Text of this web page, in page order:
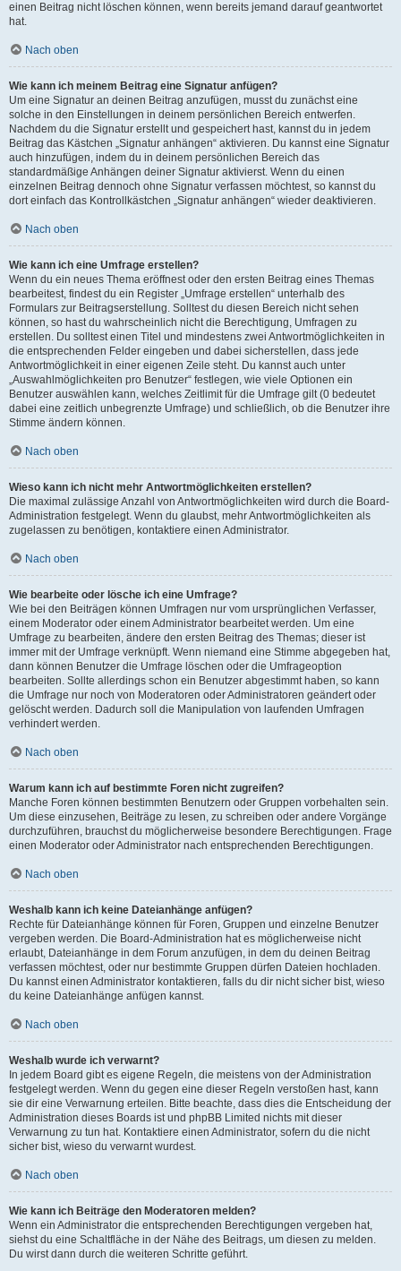
einen Beitrag nicht löschen können, wenn bereits jemand darauf geantwortet
hat.
Nach oben
Wie kann ich meinem Beitrag eine Signatur anfügen?
Um eine Signatur an deinen Beitrag anzufügen, musst du zunächst eine
solche in den Einstellungen in deinem persönlichen Bereich entwerfen.
Nachdem du die Signatur erstellt und gespeichert hast, kannst du in jedem
Beitrag das Kästchen „Signatur anhängen“ aktivieren. Du kannst eine Signatur
auch hinzufügen, indem du in deinem persönlichen Bereich das
standardmäßige Anhängen deiner Signatur aktivierst. Wenn du einen
einzelnen Beitrag dennoch ohne Signatur verfassen möchtest, so kannst du
dort einfach das Kontrollkästchen „Signatur anhängen“ wieder deaktivieren.
Nach oben
Wie kann ich eine Umfrage erstellen?
Wenn du ein neues Thema eröffnest oder den ersten Beitrag eines Themas
bearbeitest, findest du ein Register „Umfrage erstellen“ unterhalb des
Formulars zur Beitragserstellung. Solltest du diesen Bereich nicht sehen
können, so hast du wahrscheinlich nicht die Berechtigung, Umfragen zu
erstellen. Du solltest einen Titel und mindestens zwei Antwortmöglichkeiten in
die entsprechenden Felder eingeben und dabei sicherstellen, dass jede
Antwortmöglichkeit in einer eigenen Zeile steht. Du kannst auch unter
„Auswahlmöglichkeiten pro Benutzer“ festlegen, wie viele Optionen ein
Benutzer auswählen kann, welches Zeitlimit für die Umfrage gilt (0 bedeutet
dabei eine zeitlich unbegrenzte Umfrage) und schließlich, ob die Benutzer ihre
Stimme ändern können.
Nach oben
Wieso kann ich nicht mehr Antwortmöglichkeiten erstellen?
Die maximal zulässige Anzahl von Antwortmöglichkeiten wird durch die Board-
Administration festgelegt. Wenn du glaubst, mehr Antwortmöglichkeiten als
zugelassen zu benötigen, kontaktiere einen Administrator.
Nach oben
Wie bearbeite oder lösche ich eine Umfrage?
Wie bei den Beiträgen können Umfragen nur vom ursprünglichen Verfasser,
einem Moderator oder einem Administrator bearbeitet werden. Um eine
Umfrage zu bearbeiten, ändere den ersten Beitrag des Themas; dieser ist
immer mit der Umfrage verknüpft. Wenn niemand eine Stimme abgegeben hat,
dann können Benutzer die Umfrage löschen oder die Umfrageoption
bearbeiten. Sollte allerdings schon ein Benutzer abgestimmt haben, so kann
die Umfrage nur noch von Moderatoren oder Administratoren geändert oder
gelöscht werden. Dadurch soll die Manipulation von laufenden Umfragen
verhindert werden.
Nach oben
Warum kann ich auf bestimmte Foren nicht zugreifen?
Manche Foren können bestimmten Benutzern oder Gruppen vorbehalten sein.
Um diese einzusehen, Beiträge zu lesen, zu schreiben oder andere Vorgänge
durchzuführen, brauchst du möglicherweise besondere Berechtigungen. Frage
einen Moderator oder Administrator nach entsprechenden Berechtigungen.
Nach oben
Weshalb kann ich keine Dateianhänge anfügen?
Rechte für Dateianhänge können für Foren, Gruppen und einzelne Benutzer
vergeben werden. Die Board-Administration hat es möglicherweise nicht
erlaubt, Dateianhänge in dem Forum anzufügen, in dem du deinen Beitrag
verfassen möchtest, oder nur bestimmte Gruppen dürfen Dateien hochladen.
Du kannst einen Administrator kontaktieren, falls du dir nicht sicher bist, wieso
du keine Dateianhänge anfügen kannst.
Nach oben
Weshalb wurde ich verwarnt?
In jedem Board gibt es eigene Regeln, die meistens von der Administration
festgelegt werden. Wenn du gegen eine dieser Regeln verstoßen hast, kann
sie dir eine Verwarnung erteilen. Bitte beachte, dass dies die Entscheidung der
Administration dieses Boards ist und phpBB Limited nichts mit dieser
Verwarnung zu tun hat. Kontaktiere einen Administrator, sofern du die nicht
sicher bist, wieso du verwarnt wurdest.
Nach oben
Wie kann ich Beiträge den Moderatoren melden?
Wenn ein Administrator die entsprechenden Berechtigungen vergeben hat,
siehst du eine Schaltfläche in der Nähe des Beitrags, um diesen zu melden.
Du wirst dann durch die weiteren Schritte geführt.